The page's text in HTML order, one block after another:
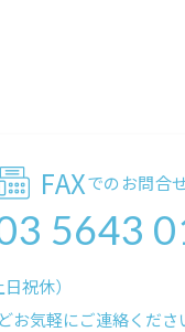
FAXでのお問合
5643
祝休）
お気軽にご連絡くださ